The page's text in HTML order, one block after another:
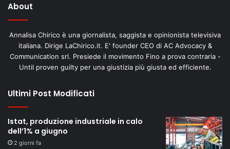
About
Annalisa Chirico è una giornalista, saggista e opinionista televisiva
italiana. Dirige LaChirico.it. E' founder CEO di AC Advocacy &
Communication srl. Presiede il movimento Fino a prova contraria -
Until proven guilty per una giustizia più giusta ed efficiente.
Ultimi Post Modificati
Istat, produzione industriale in calo
dell’1% a giugno
2 giorni fa